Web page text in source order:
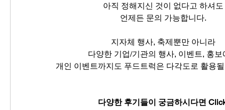
아직 정해지신 것이 없다고 하셔도
언제든 문의 가능합니다.
지자체 행사, 축제뿐만 아니라
다양한 기업/기관의 행사, 이벤트, 홍보
개인 이벤트까지도 푸드트럭은 다각도로 활용
다양한 후기들이 궁금하시다면